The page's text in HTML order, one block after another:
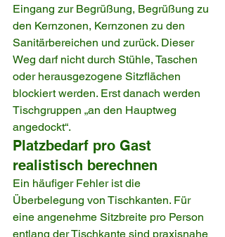
Eingang zur Begrüßung, Begrüßung zu
den Kernzonen, Kernzonen zu den
Sanitärbereichen und zurück. Dieser
Weg darf nicht durch Stühle, Taschen
oder herausgezogene Sitzflächen
blockiert werden. Erst danach werden
Tischgruppen „an den Hauptweg
angedockt“.
Platzbedarf pro Gast
realistisch berechnen
Ein häufiger Fehler ist die
Überbelegung von Tischkanten. Für
eine angenehme Sitzbreite pro Person
entlang der Tischkante sind praxisnahe